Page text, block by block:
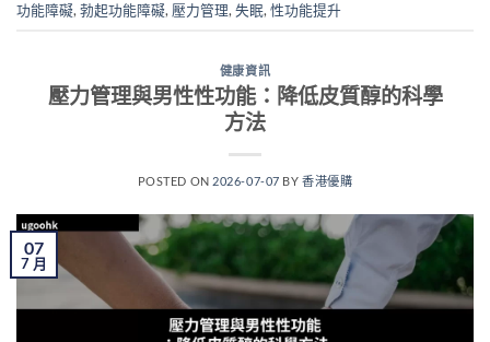
功能障礙,勃起功能障礙, 壓力管理,失眠,性功能提升
健康資訊
壓力管理與男性性功能：降低皮質醇的科學
方法
POSTED ON 2026-07-07 BY香港優購
07
7 月